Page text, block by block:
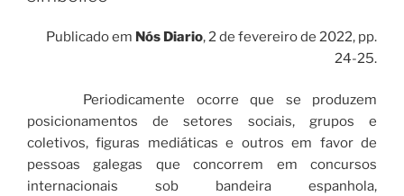
Publicado em Nós Diario, 2 de fevereiro de 2022, pp.
24-25.
Periodicamente ocorre que se produzem
posicionamentos de setores sociais, grupos e
coletivos, figuras mediáticas e outros em favor de
pessoas galegas que concorrem em concursos
internacionais sob bandeira espanhola,